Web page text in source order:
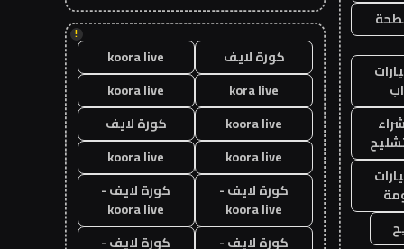
!
كورة لايف
koora live
kora live
koora live
koora live
كورة لايف
koora live
koora live
كورة لايف -
koora live
كورة لايف -
koora live
كورة لايف -
كورة لايف -